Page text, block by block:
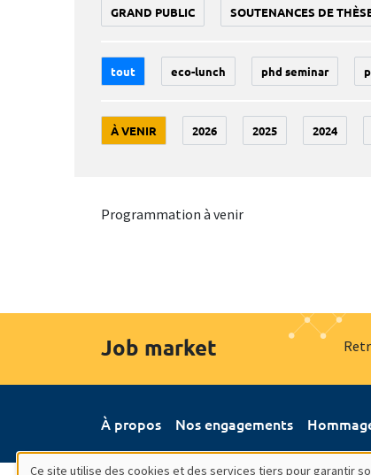
GRAND PUBLIC SOUTENANCES DE
tout eco-lunch phd seminar
À VENIR 2026 2025 2024
Programmation à venir
Job market
À propos Nos engagements
Ce site utilise des cookies et des services tiers pour garantir